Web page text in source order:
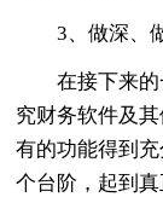
3、做深、
在接下来
究财务软件及
有的功能得到
个台阶，起到真